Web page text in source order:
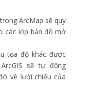
ArcMap sẽ quy
các lớp bản đồ mở
tọa độ khác được
sẽ tự động
về lưới chiếu của